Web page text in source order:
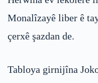
Monalîzayê liber ê
çerxê şazdan de.
Tabloya girnijîna